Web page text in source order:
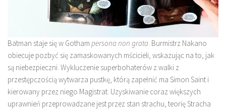
Batman staje się w Gotham persona non grata . Burmistrz Nakano
obiecuje pozbyć się zamaskowanych mścicieli, wskazując na to, jak
są niebezpieczni. Wykluczenie superbohaterów z walki z
przestępczością wytwarza pustkę, którą zapełnić ma Simon Saint i
kierowany przez niego Magistrat. Uzyskiwanie coraz większych
uprawnień przeprowadzane jest przez stan strachu, teorię Stracha